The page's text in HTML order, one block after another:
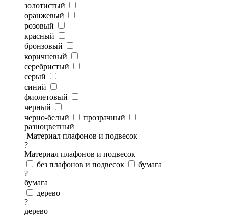
золотистый
оранжевый
розовый
красный
бронзовый
коричневый
серебристый
серый
синий
фиолетовый
черный
черно-белый
прозрачный
разноцветный
Материал плафонов и подвесок
?
Материал плафонов и подвесок
без плафонов и подвесок
бумага
?
бумага
дерево
?
дерево